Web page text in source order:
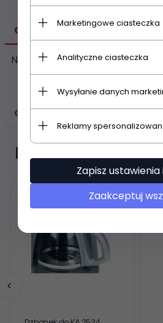
OPIS PRODUKTU
N
OPINIE KLIENTÓW
Polecamy
Marketingowe ciasteczka
Analityczne ciasteczka
Wysyłanie danych
Reklamy
Zapisz ustawienia
Zaakceptuj